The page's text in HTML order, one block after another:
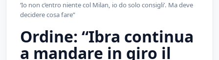
‘Io non c’entro niente col Milan, io do solo consigli’. Ma deve
decidere cosa fare”
Ordine: “Ibra continua
a mandare in giro il